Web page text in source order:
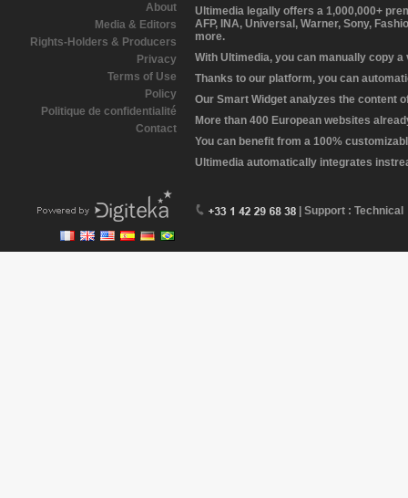
About
Media & Editors
Rights-Holders & Producers
Privacy
Terms of Use
Policy
Politique de confidentialité
Contact
Ultimedia legally offers a 1,000,000+
AFP, INA, Universal, Warner, Sony,
more.
With Ultimedia, you can manually copy
Thanks to our platform, you can
Our Smart Widget analyzes the content
More than 400 European websites
You can benefit from a 100%
Ultimedia automatically integrates
| Support : Technical